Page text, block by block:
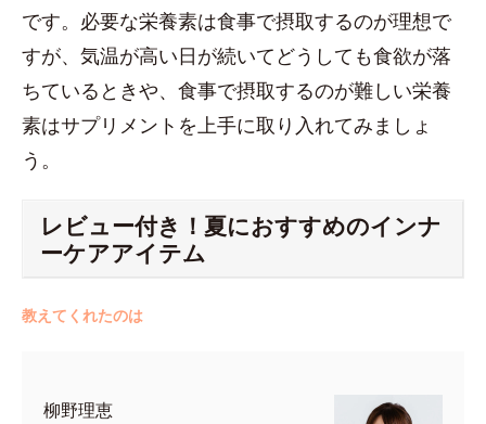
です。必要な栄養素は食事で摂取するのが理想で
すが、気温が高い日が続いてどうしても食欲が落
ちているときや、食事で摂取するのが難しい栄養
素はサプリメントを上手に取り入れてみましょ
う。
レビュー付き！夏におすすめのインナ
ーケアアイテム
教えてくれたのは
柳野理恵